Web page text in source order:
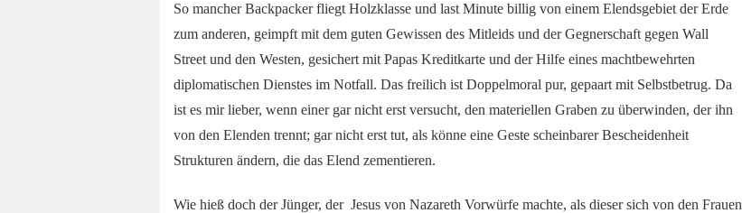
So mancher Backpacker fliegt Holzklasse und last Minute billig von einem Elendsgebiet der Erde
zum anderen, geimpft mit dem guten Gewissen des Mitleids und der Gegnerschaft gegen Wall
Street und den Westen, gesichert mit Papas Kreditkarte und der Hilfe eines machtbewehrten
diplomatischen Dienstes im Notfall. Das freilich ist Doppelmoral pur, gepaart mit Selbstbetrug. Da
ist es mir lieber, wenn einer gar nicht erst versucht, den materiellen Graben zu überwinden, der ihn
von den Elenden trennt; gar nicht erst tut, als könne eine Geste scheinbarer Bescheidenheit
Strukturen ändern, die das Elend zementieren.
Wie hieß doch der Jünger, der Jesus von Nazareth Vorwürfe machte, als dieser sich von den Frauen